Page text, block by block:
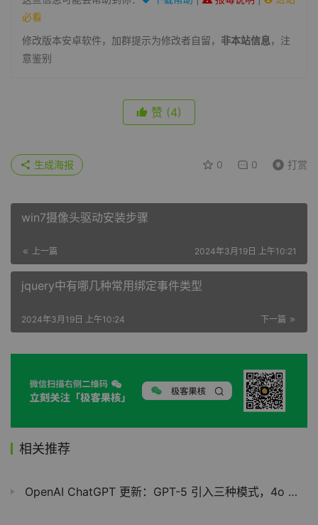
必看
修改版本安卓软件，加群提示为修改者自留， 非本站信息，注
意鉴别
赞 (4)
0 0 打赏
生成海报
win7摄像头驱动安装步骤
上一篇 2024年3月19日 上午10:21
jquery中有哪几种常用绑定事件类型
下一篇
2024年3月19日 上午10:24
相关推荐
OpenAI ChatGPT 更新：GPT-5 引入三种模式，4o 模型回归